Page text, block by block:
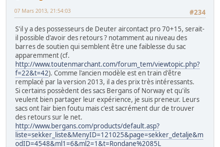
#234
07 Mars 2013, 21:54:03
S'il y a des possesseurs de Deuter aircontact pro 70+15, serait-
il possible d'avoir des retours ? notamment au niveau des
barres de soutien qui semblent être une faiblesse du sac
apparemment (cf.
http://www.toutenmarchant.com/forum_tem/viewtopic.php?
f=22&t=42). Comme l'ancien modèle est en train d'être
remplacé par la version 2013, il a des prix très intéressants.
Si certains possèdent des sacs Bergans of Norway et qu'ils
veulent bien partager leur expérience, je suis preneur. Leurs
sacs ont l'air bien foutu mais c'est sacrément dur de trouver
des retours sur le net.
http://www.bergans.com/products/default.asp?
liste=sekker_liste&MenyID=121025&page=sekker_detalje&m
odID=4548&ml1=6&ml2=1&t=Rondane%2085L